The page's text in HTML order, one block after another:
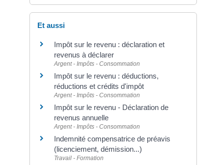
Et aussi
Impôt sur le revenu : déclaration et
revenus à déclarer
Argent - Impôts - Consommation
Impôt sur le revenu : déductions,
réductions et crédits d'impôt
Argent - Impôts - Consommation
Impôt sur le revenu - Déclaration de
revenus annuelle
Argent - Impôts - Consommation
Indemnité compensatrice de préavis
(licenciement, démission...)
Travail - Formation